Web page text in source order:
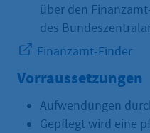
über den
des
Finanzamt-Finder
Vorraussetzungen
Aufwendungen
Gepflegt wird eine